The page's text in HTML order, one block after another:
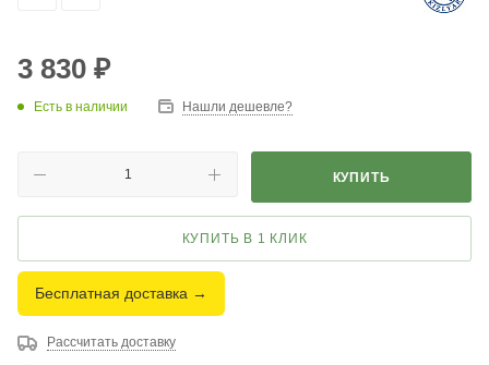
3 830 ₽
Есть в наличии Нашли дешевле?
КУПИТЬ
КУПИТЬ В 1 КЛИК
Бесплатная доставка →
Рассчитать доставку